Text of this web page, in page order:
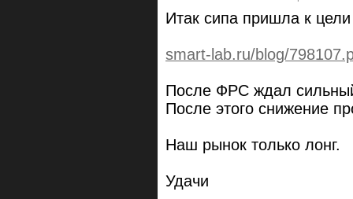
Итак сипа пришла к
smart-lab.ru/blog/
После ФРС ждал
После этого снижение
Наш рынок только лонг.
Удачи